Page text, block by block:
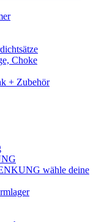
Choke
+ Zubehör
wähle deine